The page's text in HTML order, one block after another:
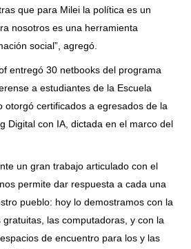
que para Milei la política es un
nosotros es una herramienta
social”, agregó.
entregó 30 netbooks del programa
a estudiantes de la Escuela
otorgó certificados a egresados de la
Digital con IA, dictada en el marco del
un gran trabajo articulado con el
permite dar respuesta a cada una
pueblo: hoy lo demostramos con la
las computadoras, y con la
de encuentro para los y las